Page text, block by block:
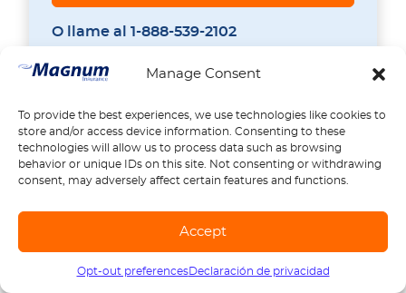
Manage Consent
To provide the best experiences, we use technologies like cookies to
store and/or access device information. Consenting to these
technologies will allow us to process data such as browsing
behavior or unique IDs on this site. Not consenting or withdrawing
consent, may adversely affect certain features and functions.
Accept
Opt-out preferencesDeclaración de privacidad
O llame al 1-888-539-2102
PRODUCTOS DE SEGURO EXPLICADOS:
GUÍAS, CONSEJOS Y RECURSOS
Llámanos 1-888-539-2102